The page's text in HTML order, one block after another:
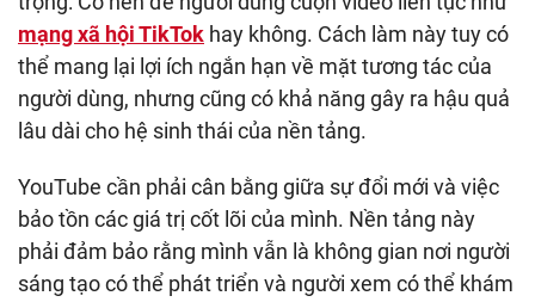
mạng xã hội TikTok hay không. Cách làm này tuy có
thể mang lại lợi ích ngắn hạn về mặt tương tác của
người dùng, nhưng cũng có khả năng gây ra hậu quả
lâu dài cho hệ sinh thái của nền tảng.
YouTube cần phải cân bằng giữa sự đổi mới và việc
bảo tồn các giá trị cốt lõi của mình. Nền tảng này
phải đảm bảo rằng mình vẫn là không gian nơi người
sáng tạo có thể phát triển và người xem có thể khám